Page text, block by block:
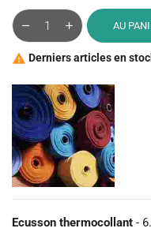
AU
 Derniers articles en
Ecusson thermocollant -